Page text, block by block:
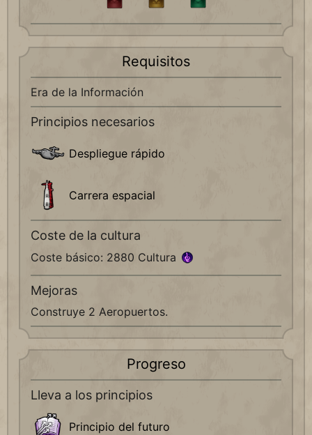
Requisitos
Era de la Información
Principios necesarios
Despliegue rápido
Carrera espacial
Coste de la cultura
Coste básico: 2880 Cultura
Mejoras
Construye 2 Aeropuertos.
Progreso
Lleva a los principios
Principio del futuro